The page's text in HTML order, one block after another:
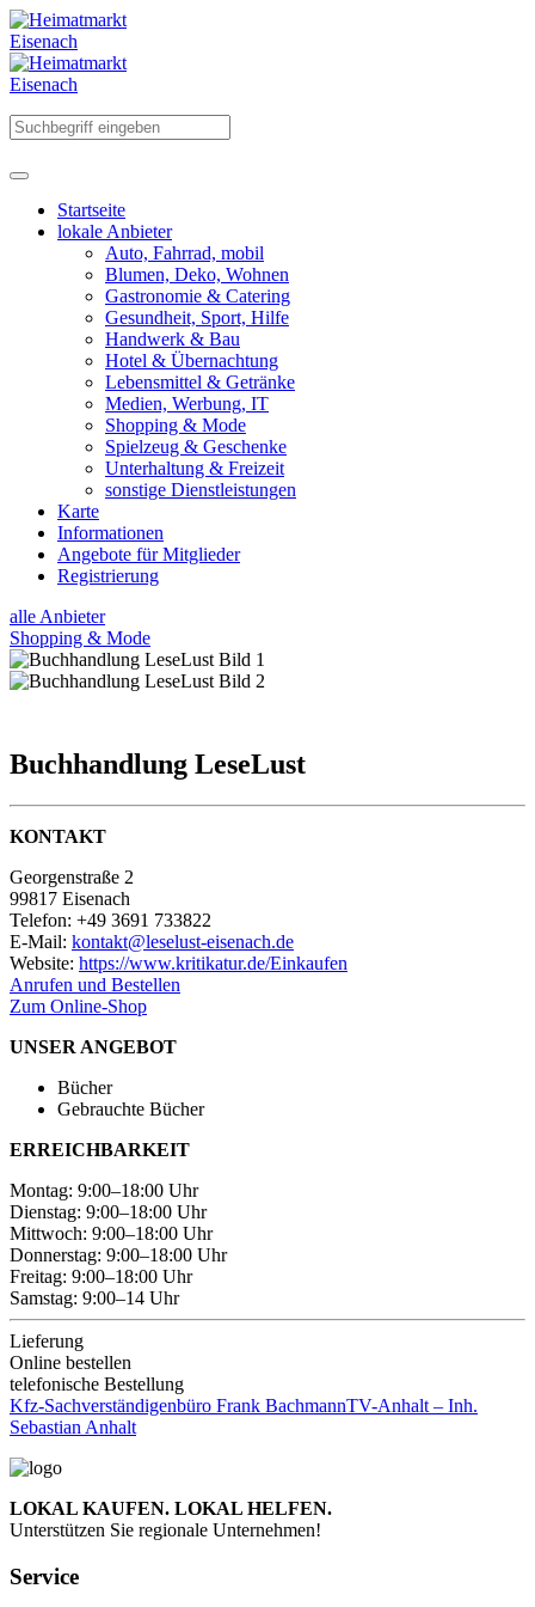
Startseite
lokale Anbieter
Auto, Fahrrad, mobil
Blumen, Deko, Wohnen
Gastronomie & Catering
Gesundheit, Sport, Hilfe
Handwerk & Bau
Hotel & Übernachtung
Lebensmittel & Getränke
Medien, Werbung, IT
Shopping & Mode
Spielzeug & Geschenke
Unterhaltung & Freizeit
sonstige Dienstleistungen
Karte
Informationen
Angebote für Mitglieder
Registrierung
alle Anbieter
Shopping & Mode
Buchhandlung LeseLust
KONTAKT
Georgenstraße 2
99817 Eisenach
Telefon: +49 3691 733822
E-Mail: kontakt@leselust-eisenach.de
Website: https://www.kritikatur.de/Einkaufen
Anrufen und Bestellen
Zum Online-Shop
UNSER ANGEBOT
Bücher
Gebrauchte Bücher
ERREICHBARKEIT
Montag: 9:00–18:00 Uhr
Dienstag: 9:00–18:00 Uhr
Mittwoch: 9:00–18:00 Uhr
Donnerstag: 9:00–18:00 Uhr
Freitag: 9:00–18:00 Uhr
Samstag: 9:00–14 Uhr
Lieferung
Online bestellen
telefonische Bestellung
Kfz-Sachverständigenbüro Frank BachmannTV-Anhalt – Inh.
Sebastian Anhalt
LOKAL KAUFEN. LOKAL HELFEN.
Unterstützen Sie regionale Unternehmen!
Service